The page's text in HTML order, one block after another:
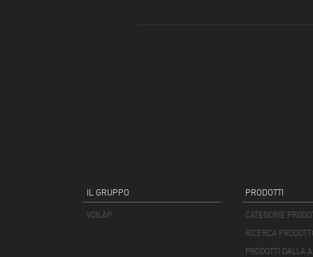
IL GRUPPO
VOILÀP
PRODOTTI
CATEGORIE
RICERCA
PRODOTTI DALLA